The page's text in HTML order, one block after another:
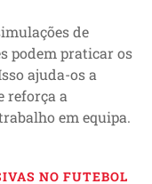
de
podem praticar os
ajuda-os a
reforça a
em equipa.
NO FUTEBOL